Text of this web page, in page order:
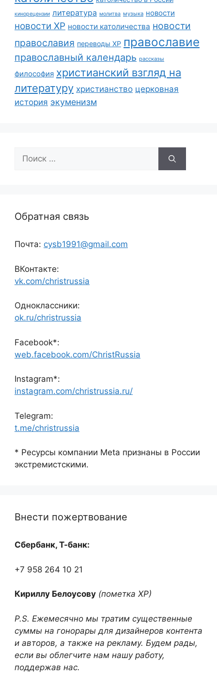
кинорецензии литература молитва музыка новости
новости ХР новости католичества новости
православия переводы ХР православие
православный календарь рассказы
философия христианский взгляд на
литературу христианство церковная
история экуменизм
Поиск:
Обратная связь
Почта: cysb1991@gmail.com
ВКонтакте:
vk.com/christrussia
Одноклассники:
ok.ru/christrussia
Facebook*:
web.facebook.com/ChristRussia
Instagram*:
instagram.com/christrussia.ru/
Telegram:
t.me/christrussia
* Ресурсы компании Meta признаны в России
экстремистскими.
Внести пожертвование
Сбербанк, Т-банк:
+7 958 264 10 21
Кириллу Белоусову (пометка ХР)
P.S. Ежемесячно мы тратим существенные
суммы на гонорары для дизайнеров контента
и авторов, а также на рекламу. Будем рады,
если вы облегчите нам нашу работу,
поддержав нас.